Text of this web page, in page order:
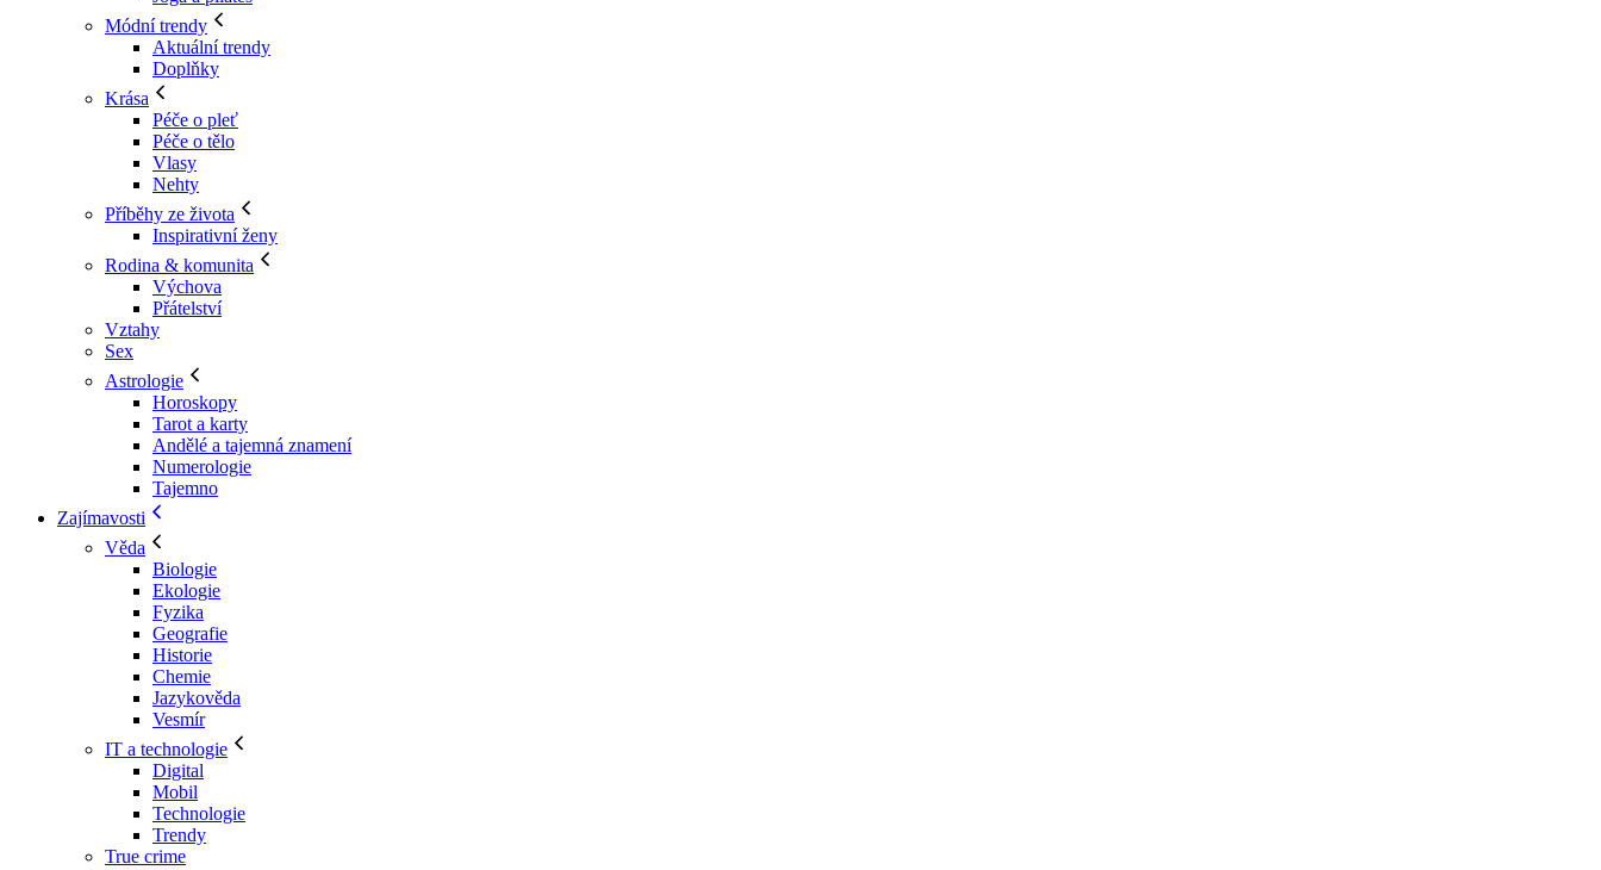
Módní trendy
Aktuální trendy
Doplňky
Krása
Péče o pleť
Péče o tělo
Vlasy
Nehty
Příběhy ze života
Inspirativní ženy
Rodina & komunita
Výchova
Přátelství
Vztahy
Sex
Astrologie
Horoskopy
Tarot a karty
Andělé a tajemná znamení
Numerologie
Tajemno
Zajímavosti
Věda
Biologie
Ekologie
Fyzika
Geografie
Historie
Chemie
Jazykověda
Vesmír
IT a technologie
Digital
Mobil
Technologie
Trendy
True crime